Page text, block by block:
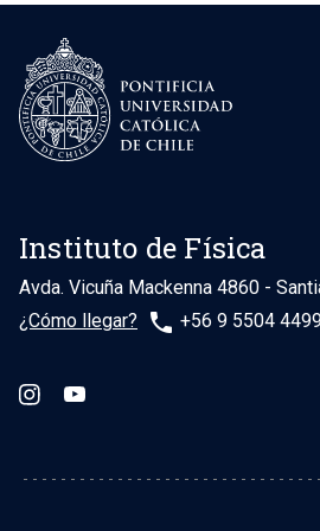
Instituto de Física
Avda. Vicuña Mackenna 4860 -
¿Cómo llegar?
phone +56 9 5504